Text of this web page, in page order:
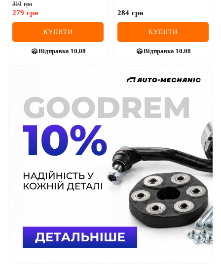
310 грн
279 грн
КУПИТИ
Відправка 10.08
284 грн
КУПИТИ
Відправка 10.08